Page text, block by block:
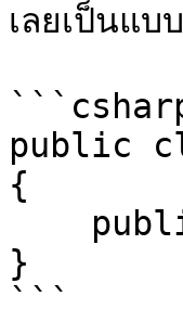
เลยเป็นแบ
public
{
}
```